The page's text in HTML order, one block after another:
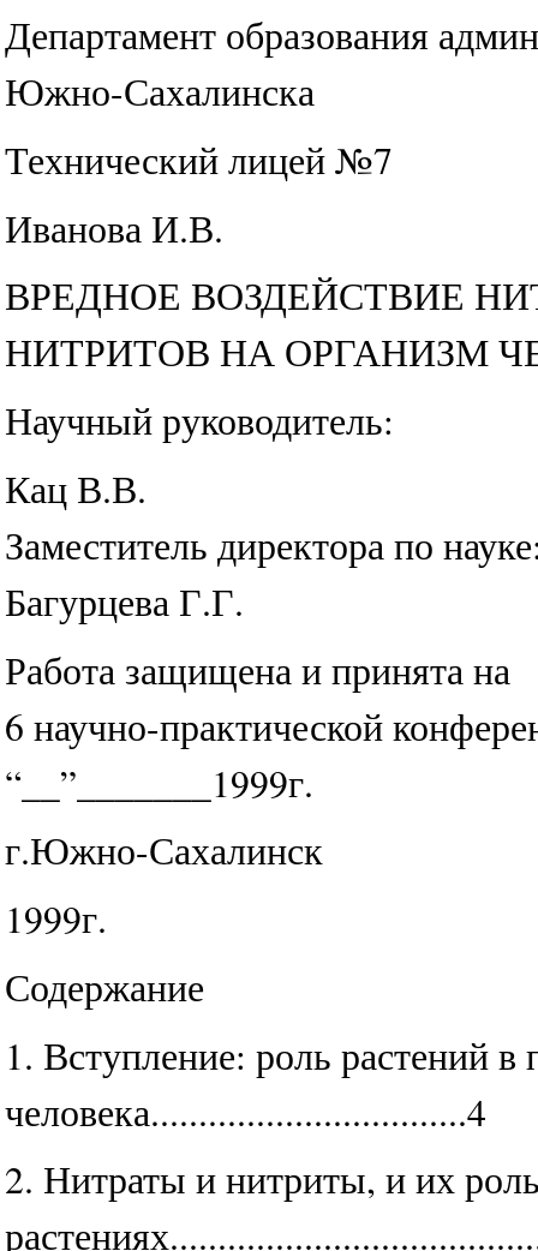
Департамент образования
Южно-Сахалинска
Технический лицей №7
Иванова И.В.
ВРЕДНОЕ ВОЗДЕЙСТВИЕ
НИТРИТОВ НА ОРГАНИЗМ
Научный руководитель:
Кац В.В.
Заместитель директора по
Багурцева Г.Г.
Работа защищена и принята на
6 научно-практической
“__”_______1999г.
г.Южно-Сахалинск
1999г.
Содержание
1. Вступление: роль растений в
человека.................................4
2. Нитраты и нитриты, и их